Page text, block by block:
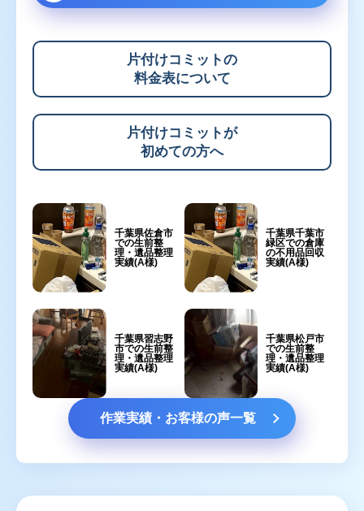
片付けコミットの
料金表について
片付けコミットが
初めての方へ
千葉県佐倉市
での生前整
理・遺品整理
実績(A様)
千葉県千葉市
緑区での倉庫
の不用品回収
実績(A様)
千葉県習志野
市での生前整
理・遺品整理
実績(A様)
千葉県松戸市
での生前整
理・遺品整理
実績(A様)
作業実績・お客様の声一覧